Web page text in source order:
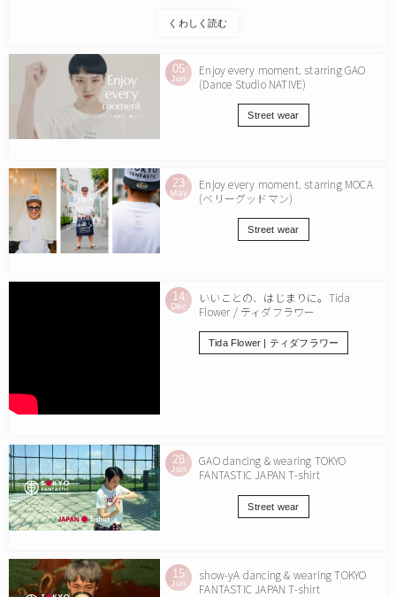
くわしく読む
05
Jun
Enjoy every moment. starring GAO
(Dance Studio NATIVE)
Street wear
23
May
Enjoy every moment. starring MOCA
(ベリーグッドマン)
Street wear
14
Dec
いいことの、はじまりに。Tida
Flower / ティダフラワー
Tida Flower | ティダフラワー
28
Jun
GAO dancing & wearing TOKYO
FANTASTIC JAPAN T-shirt
Street wear
15
Jun
show-yA dancing & wearing TOKYO
FANTASTIC JAPAN T-shirt